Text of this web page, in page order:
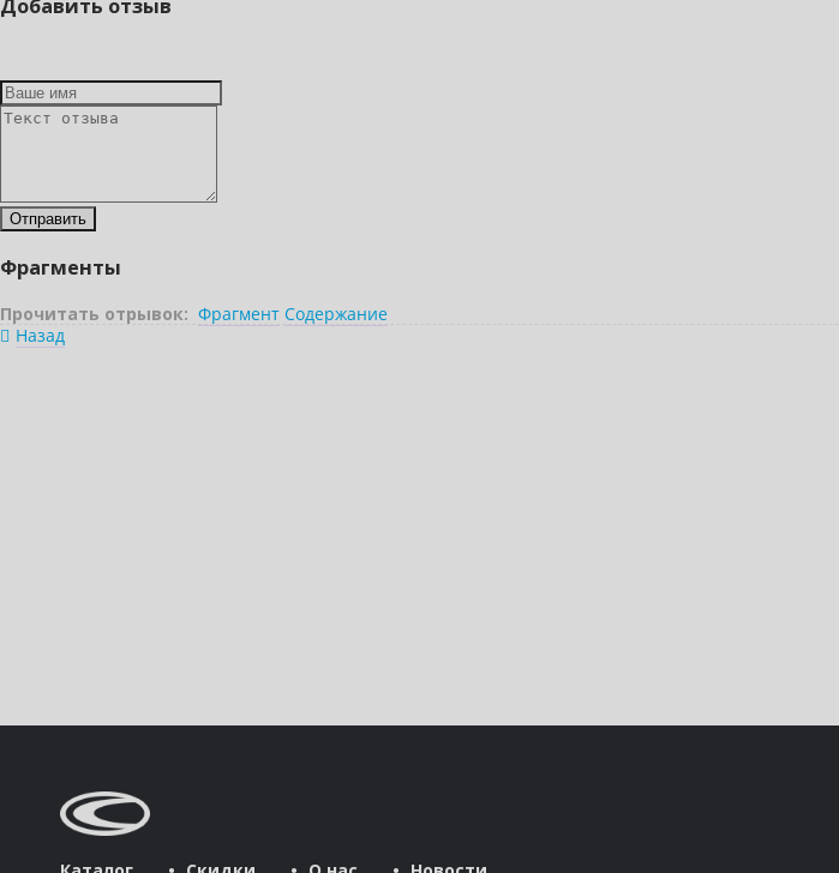
Добавить отзыв
Фрагменты
Прочитать отрывок: Фрагмент Содержание
Назад